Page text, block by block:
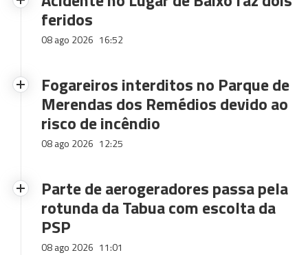
feridos
08 ago 2026 16:52
Fogareiros interditos no Parque de
Merendas dos Remédios devido ao
risco de incêndio
08 ago 2026 12:25
Parte de aerogeradores passa pela
rotunda da Tabua com escolta da
PSP
08 ago 2026 11:01